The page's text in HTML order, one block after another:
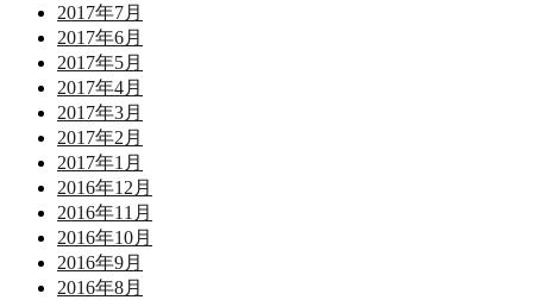
2017年7月
2017年6月
2017年5月
2017年4月
2017年3月
2017年2月
2017年1月
2016年12月
2016年11月
2016年10月
2016年9月
2016年8月